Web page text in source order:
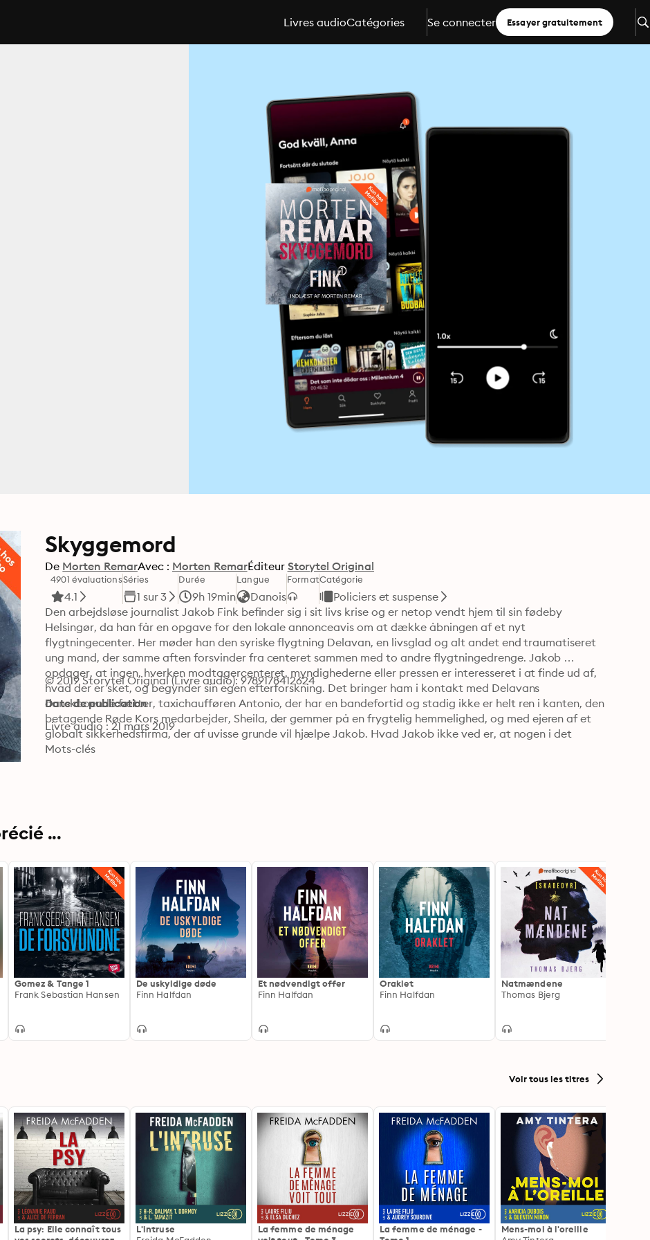
Livres audioCatégories Se connecter Essayer gratuitement
Skyggemord
De Morten RemarAvec : Morten RemarÉditeur Storytel Original
4901 évaluations
4.1
Séries
1 sur 3
Durée
9h 19min
Langue
Danois
FormatCatégorie
Policiers et suspense
Den arbejdsløse journalist Jakob Fink befinder sig i sit livs krise og er netop vendt hjem til sin fødeby
Helsingør, da han får en opgave for den lokale annonceavis om at dække åbningen af et nyt
flygtningecenter. Her møder han den syriske flygtning Delavan, en livsglad og alt andet end traumatiseret
ung mand, der samme aften forsvinder fra centeret sammen med to andre flygtningedrenge. Jakob
opdager, at ingen, hverken modtagercenteret, myndighederne eller pressen er interesseret i at finde ud af,
hvad der er sket, og begynder sin egen efterforskning. Det bringer ham i kontakt med Delavans
danskboende fætter, taxichaufføren Antonio, der har en bandefortid og stadig ikke er helt ren i kanten, den
betagende Røde Kors medarbejder, Sheila, der gemmer på en frygtelig hemmelighed, og med ejeren af et
globalt sikkerhedsfirma, der af uvisse grunde vil hjælpe Jakob. Hvad Jakob ikke ved er, at nogen i det
skjulte forsøger at spænde ben for hans eftersøgning, og at det kan få fatale konsekvenser, hvis han
© 2019 Storytel Original (Livre audio): 9789178412624
Date de publication
Livre audio : 21 mars 2019
Mots-clés
...
Gomez & Tange 1
Frank Sebastian Hansen
De uskyldige døde
Finn Halfdan
Et nødvendigt offer
Finn Halfdan
Oraklet
Finn Halfdan
Natmændene
Thomas Bjerg
Voir tous les titres
La psy: Elle connaît tous
L'intruse
La femme de ménage
La femme de ménage -
Mens-moi à l'oreille